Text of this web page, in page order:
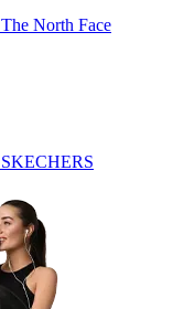
The North Face
SKECHERS